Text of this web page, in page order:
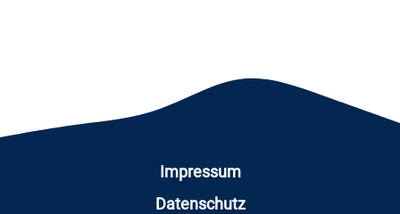
Impressum
Datenschutz